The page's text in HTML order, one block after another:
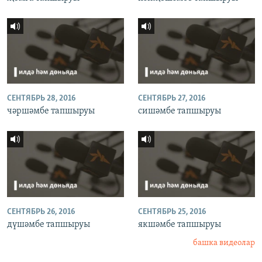
СЕНТЯБРЬ 28, 2016
чәршәмбе тапшыруы
СЕНТЯБРЬ 27, 2016
сишәмбе тапшыруы
СЕНТЯБРЬ 26, 2016
дүшәмбе тапшыруы
СЕНТЯБРЬ 25, 2016
якшәмбе тапшыруы
башка видеолар